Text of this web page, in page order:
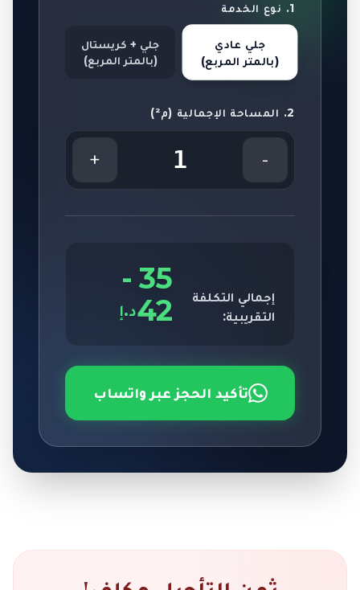
1. نوع الخدمة
جلي عادي
(بالمتر المربع)
جلي + كريستال
(بالمتر المربع)
2. المساحة الإجمالية (م²)
-
1
+
إجمالي التكلفة
التقريبية:
35
-
42د.إ
تأكيد الحجز عبر واتساب